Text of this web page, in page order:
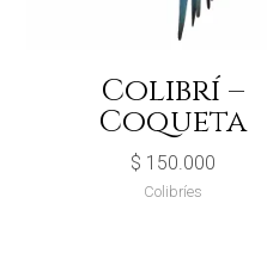
Colibrí –
Coqueta
$ 150.000
Colibríes